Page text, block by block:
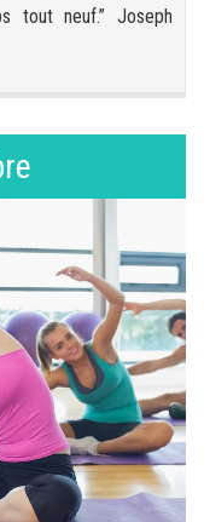
tout neuf.” Joseph